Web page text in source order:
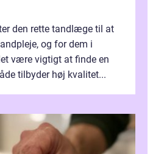
den rette tandlæge til at
og for dem i
være vigtigt at finde en
tilbyder høj kvalitet...